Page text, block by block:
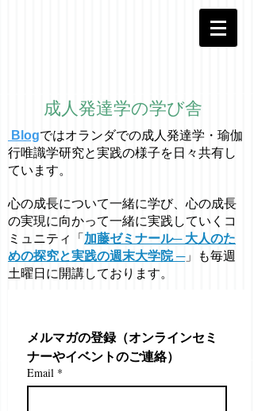
成人発達学の学び舎
Blogではオラ ンダでの成人発達学・ 瑜伽
行唯識学研究と実践の様子を日々共有し
ています。
心の成長について一緒に学び、心の成長
の実現に向かって一緒に実践していくコ
ミュニティ「 加藤ゼミナール─ 大人のた
めの探究と実践の週末大学院 ─」も毎週
土曜日に開講しております。
メルマガの登録（オンラインセミ
ナーやイベントのご連絡）
Email *